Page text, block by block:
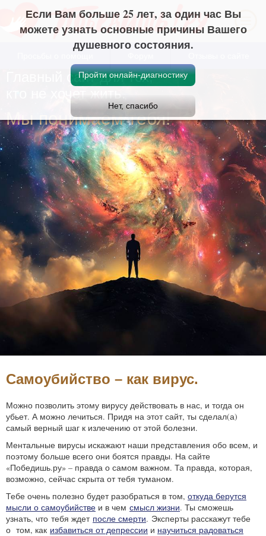
Если Вам больше 25 лет, за один час Вы
можете узнать основные причины Вашего
душевного состояния.
Главный сайт для тех,
кто не хочет жить.
Мы понимаем тебя!
Самоубийство – как вирус.
Можно позволить этому вирусу действовать в нас, и тогда он
убьет. А можно лечиться. Придя на этот сайт, ты сделал(а)
самый верный шаг к излечению от этой болезни.
Ментальные вирусы искажают наши представления обо всем, и
поэтому больше всего они боятся правды. На сайте
«Победишь.ру» – правда о самом важном. Та правда, которая,
возможно, сейчас скрыта от тебя туманом.
Тебе очень полезно будет разобраться в том, откуда берутся
мысли о самоубийстве и в чем смысл жизни. Ты сможешь
узнать, что тебя ждет после смерти. Эксперты расскажут тебе
о том, как избавиться от депрессии и научиться радоваться